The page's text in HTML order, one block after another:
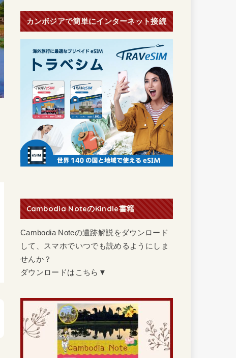
カンボジアで簡単にインターネット接続
Cambodia NoteのKindle書籍
Cambodia Noteの遺跡解説をダウンロード
して、スマホでいつでも読めるようにしま
せんか？
ダウンロードはこちら▼